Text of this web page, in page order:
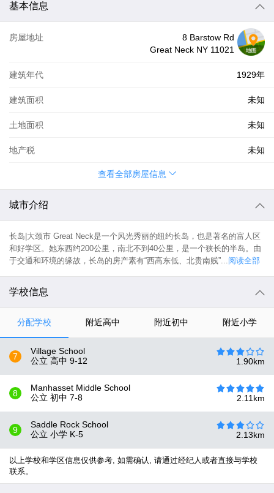
基本信息
房屋地址
8 Barstow Rd
Great Neck NY 11021
建筑年代 1929年
建筑面积 未知
土地面积 未知
地产税 未知
查看全部房屋信息
城市介绍
长岛|大颈市 Great Neck是一个风光秀丽的纽约长岛，也是著名的富人区
和好学区。她东西约200公里，南北不到40公里，是一个狭长的半岛。由
于交通和环境的缘故，长岛的房产素有“西高东低、北贵南贱”...阅读全部
学校信息
分配学校 附近高中 附近初中 附近小学
7
Village School
公立 高中 9-12 1.90km
8
Manhasset Middle School
公立 初中 7-8 2.11 km
9
Saddle Rock School
公立 小学 K-5 2.13km
以上学校和学区信息仅供参考, 如需确认, 请通过经纪人或者直接与学校
联系。